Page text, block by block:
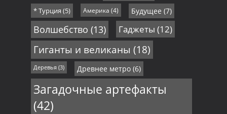
* Турция (5) Америка (4) Будущее (7)
Волшебство (13) Гаджеты (12)
Гиганты и великаны (18)
Деревья(3) Древнее метро(6)
Загадочные артефакты
(42)